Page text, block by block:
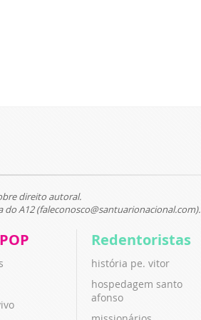
direito autoral.
A12 (faleconosco@santuarionacional.com).
Redentoristas
história pe. vitor
hospedagem santo
afonso